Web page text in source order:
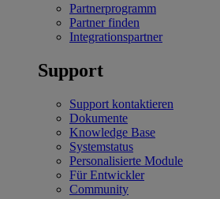
Partnerprogramm
Partner finden
Integrationspartner
Support
Support kontaktieren
Dokumente
Knowledge Base
Systemstatus
Personalisierte Module
Für Entwickler
Community